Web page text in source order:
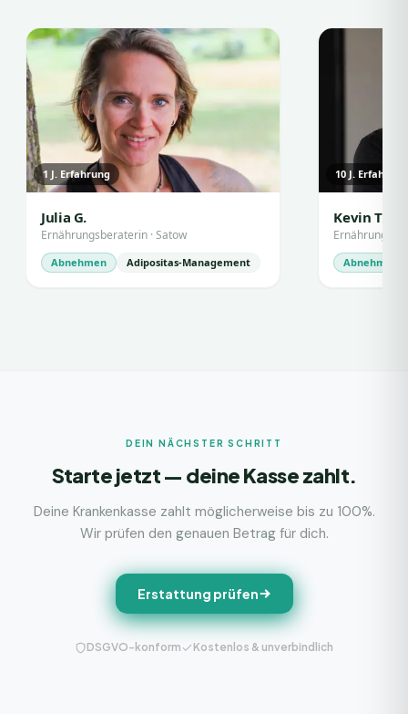
1 J. Erfahrung
Julia G.
Ernährungsberaterin ·Satow
Abnehmen Adipositas-Management
10 J. Erfahrung
Kevin T.
Abnehmen
DEIN NÄCHSTER SCHRITT
Starte jetzt — deine Kasse zahlt.
Deine Krankenkasse zahlt möglicherweise bis zu 100%.
Wir prüfen den genauen Betrag für dich.
Erstattung prüfen
DSGVO-konform Kostenlos & unverbindlich